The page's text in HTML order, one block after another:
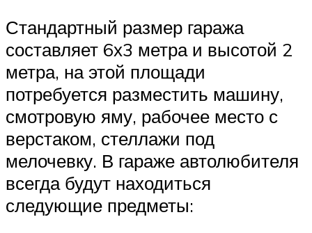
Стандартный размер гаража
составляет 6х3 метра и высотой 2
метра, на этой площади
потребуется разместить машину,
смотровую яму, рабочее место с
верстаком, стеллажи под
мелочевку. В гараже автолюбителя
всегда будут находиться
следующие предметы: